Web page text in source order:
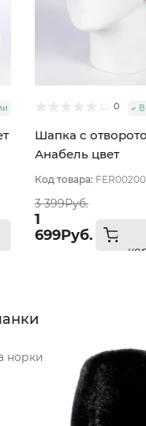
0
Шапка с
Анабель цвет
Бордовый
Код товара:
3 399Руб.
1
699Руб.
норки